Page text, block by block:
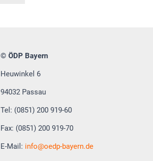
© ÖDP Bayern
Heuwinkel 6
94032 Passau
Tel: (0851) 200 919-60
Fax: (0851) 200 919-70
E-Mail: info oedp-bayern.de